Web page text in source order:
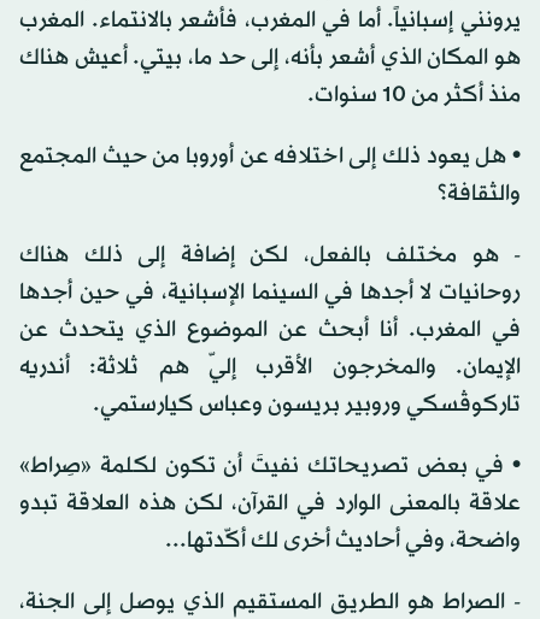
يرونني إسبانياً. أما في المغرب، فأشعر بالانتماء. المغرب
هو المكان الذي أشعر بأنه، إلى حد ما، بيتي. أعيش هناك
منذ أكثر من 10 سنوات.
• هل يعود ذلك إلى اختلافه عن أوروبا من حيث المجتمع
والثقافة؟
- هو مختلف بالفعل، لكن إضافة إلى ذلك هناك
روحانيات لا أجدها في السينما الإسبانية، في حين أجدها
في المغرب. أنا أبحث عن الموضوع الذي يتحدث عن
الإيمان. والمخرجون الأقرب إليّ هم ثلاثة: أندريه
تاركوڤسكي وروبير بريسون وعباس كيارستمي.
• في بعض تصريحاتك نفيتَ أن تكون لكلمة «صِراط»
علاقة بالمعنى الوارد في القرآن، لكن هذه العلاقة تبدو
واضحة، وفي أحاديث أخرى لك أكّدتها...
- الصراط هو الطريق المستقيم الذي يوصل إلى الجنة،